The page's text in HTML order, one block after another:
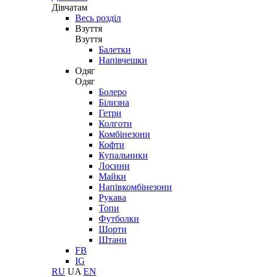
Дівчатам
Весь розділ
Взуття
Взуття
Балетки
Напівчешки
Одяг
Одяг
Болеро
Білизна
Гетри
Колготи
Комбінезони
Кофти
Купальники
Лосини
Майки
Напівкомбінезони
Рукава
Топи
Футболки
Шорти
Штани
FB
IG
RU UA EN